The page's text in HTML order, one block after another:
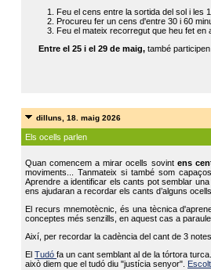
Feu el cens entre la sortida del sol i les
Procureu fer un cens d'entre 30 i 60
Feu el mateix recorregut que heu fet en
Entre el 25 i el 29 de maig, també
dilluns, 18. maig 2026
Els ocells parlen
Quan comencem a mirar ocells sovint ens
moviments... Tanmateix si també som
Aprendre a identificar els cants pot semblar
ens ajudaran a recordar els cants d’alguns
El recurs mnemotècnic, és una tècnica
conceptes més senzills, en aquest cas a
Així, per recordar la cadència del cant de 3
ElTudófa un cant semblant al de la tórtora
això diem que el tudó diu "justícia senyor".